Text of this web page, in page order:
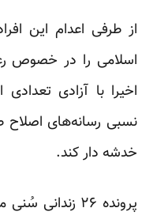
از طرفی اعدام این
اسلامی را در خصوص
اخیرا با آزادی
نسبی رسانه‌های اصلاح
خدشه دار کند.
پرونده ۲۶